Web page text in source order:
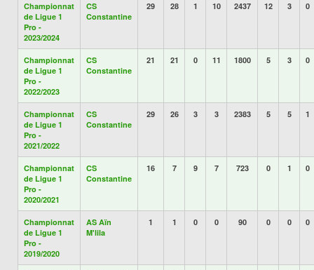
Championnat
de Ligue 1
Pro -
2023/2024
CS
Constantine
29 28 1 10 2437 12 3 0
Championnat
de Ligue 1
Pro -
2022/2023
CS
Constantine
21 21 0 11 1800 5 3 0
Championnat
de Ligue 1
Pro -
2021/2022
CS
Constantine
29 26 3 3 2383 5 5 1
Championnat
de Ligue 1
Pro -
2020/2021
CS
Constantine
16 7 9 7 723 0 1 0
Championnat
de Ligue 1
Pro -
2019/2020
AS Aïn
M'lila
1 1 0 0 90 0 0 0